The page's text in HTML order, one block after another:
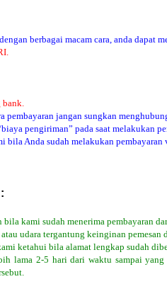
berbagai macam cara, anda dapat
bank.
pembayaran jangan sungkan
pengiriman” pada saat melakukan
Anda sudah melakukan
kami sudah menerima pembayaran
udara tergantung keinginan pemesan
ketahui bila alamat lengkap sudah
lama 2-5 hari dari waktu sampai